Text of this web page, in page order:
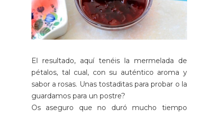
El resultado, aquí tenéis la mermelada de
pétalos, tal cual, con su auténtico aroma y
sabor a rosas. Unas tostaditas para probar o la
guardamos para un postre?
Os aseguro que no duró mucho tiempo